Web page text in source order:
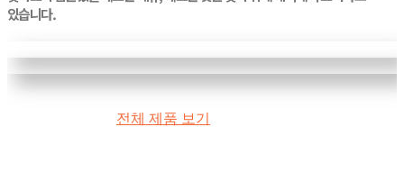
있습니다.
전체 제품 보기